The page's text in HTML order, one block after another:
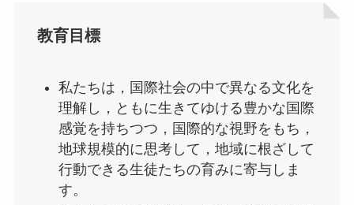
教育目標
私たちは，国際社会の中で異なる文化を
理解し，ともに生きてゆける豊かな国際
感覚を持ちつつ，国際的な視野をもち，
地球規模的に思考して，地域に根ざして
行動できる生徒たちの育みに寄与しま
す。